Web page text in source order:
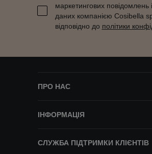
маркетингових повідомлень
даних компанією Cosibella
відповідно до політики
ПРО НАС
ІНФОРМАЦІЯ
СЛУЖБА ПІДТРИМКИ КЛІЄНТІВ